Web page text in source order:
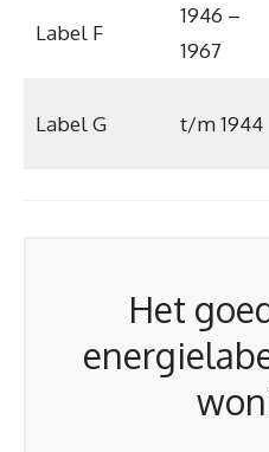
Label F
1946 –
1967
Label G t/m 1944
Het